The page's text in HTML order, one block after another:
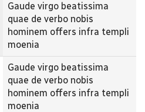
Gaude virgo beatissima
quae de verbo nobis
hominem offers infra templi
moenia
Gaude virgo beatissima
quae de verbo nobis
hominem offers infra templi
moenia